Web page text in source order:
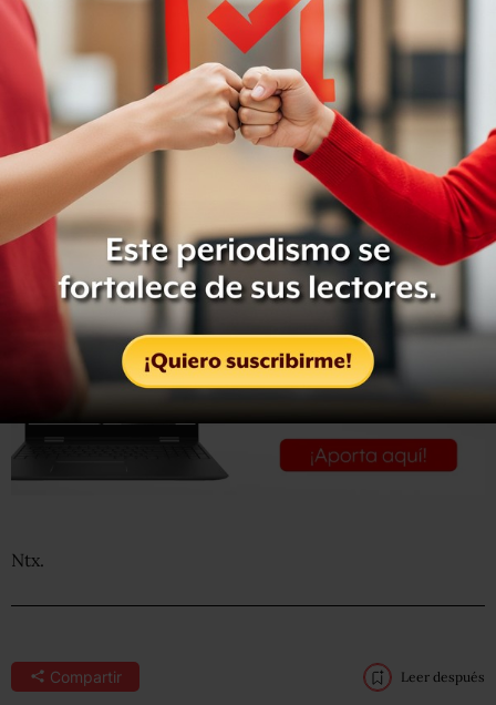
“Hay una denuncia de una persona que se acerca a las
fuerzas estatales a decir que estaba siendo extorsionada y
se armó el operativo, en coordinación con la
procuraduría estatal, y se detuvo en el momento en que
ocurrían los hechos, es decir, en flagrancia, a dos
directores de Seguridad Pública”, expuso.
Ntx.
Compartir Leer después